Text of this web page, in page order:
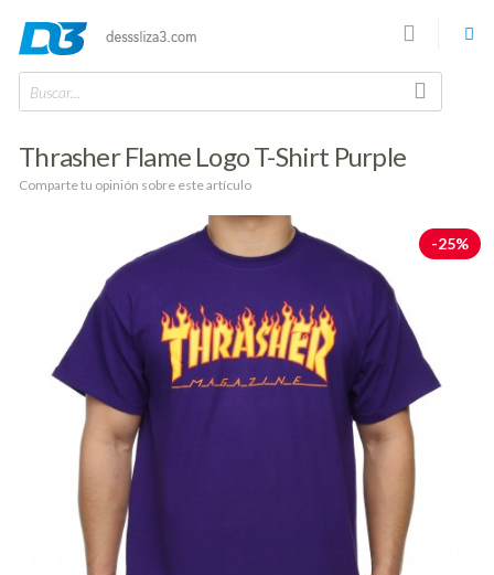
Buscar...
Thrasher Flame Logo T-Shirt Purple
Comparte tu opinión sobre este artículo
-25%